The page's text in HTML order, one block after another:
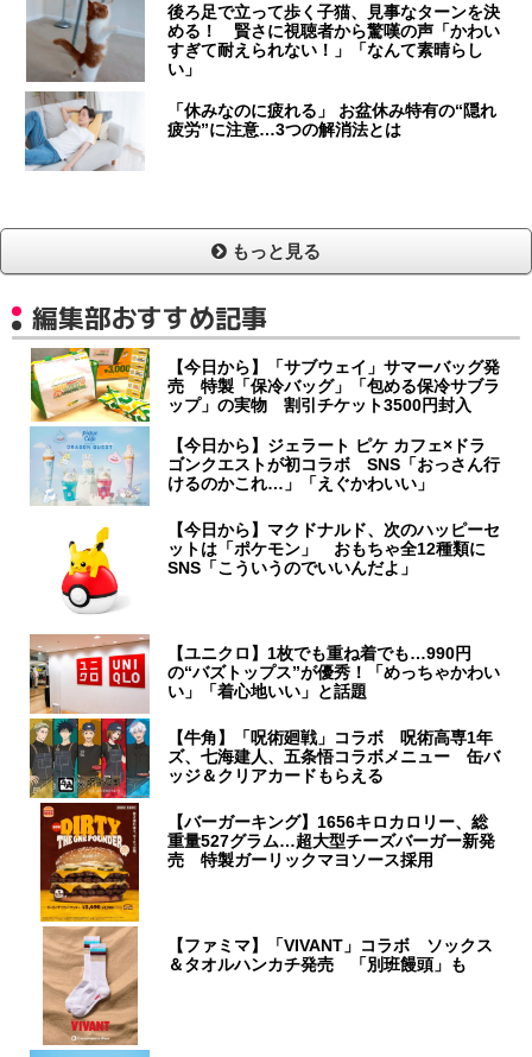
後ろ足で立って歩く子猫、見事なターンを決
める！ 賢さに視聴者から驚嘆の声「かわい
すぎて耐えられない！」「なんて素晴らし
い」
「休みなのに疲れる」 お盆休み特有の“隠れ
疲労”に注意…3つの解消法とは
もっと見る
編集部おすすめ記事
【今日から】「サブウェイ」サマーバッグ発
売 特製「保冷バッグ」「包める保冷サブラ
ップ」の実物 割引チケット3500円封入
【今日から】ジェラート ピケ カフェ×ドラ
ゴンクエストが初コラボ SNS「おっさん行
けるのかこれ…」「えぐかわいい」
【今日から】マクドナルド、次のハッピーセ
ットは「ポケモン」 おもちゃ全12種類に
SNS「こういうのでいいんだよ」
【ユニクロ】1枚でも重ね着でも…990円
の“バズトップス”が優秀！「めっちゃかわい
い」「着心地いい」と話題
【牛角】「呪術廻戦」コラボ 呪術高専1年
ズ、七海建人、五条悟コラボメニュー 缶バ
ッジ＆クリアカードもらえる
【バーガーキング】1656キロカロリー、総
重量527グラム…超大型チーズバーガー新発
売 特製ガーリックマヨソース採用
【ファミマ】「VIVANT」コラボ ソックス
＆タオルハンカチ発売 「別班饅頭」も